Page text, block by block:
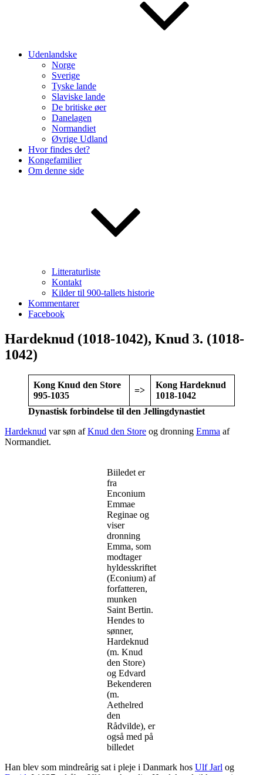
Udenlandske
Norge
Sverige
Tyske lande
Slaviske lande
De britiske øer
Danelagen
Normandiet
Øvrige Udland
Hvor findes det?
Kongefamilier
Om denne side
Litteraturliste
Kontakt
Kilder til 900-tallets historie
Kommentarer
Facebook
Hardeknud (1018-1042), Knud 3. (1018-
1042)
Kong Knud den Store
995-1035
=>
Kong Hardeknud
1018-1042
Dynastisk forbindelse til den Jellingdynastiet
Hardeknud var søn afKnud den Store og dronning Emma af
Normandiet.
Biiledet er
fra
Enconium
Emmae
Reginae og
viser
dronning
Emma, som
modtager
hyldesskriftet
(Econium) af
forfatteren,
munken
Saint Bertin.
Hendes to
sønner,
Hardeknud
(m. Knud
den Store)
og Edvard
Bekenderen
(m.
Aethelred
den
Rådvilde), er
også med på
billedet
Han blev som mindreårig sat i pleje i Danmark hos Ulf Jarl og